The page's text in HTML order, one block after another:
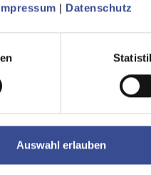
| Datenschutz
Auswahl erlauben
als ZIP